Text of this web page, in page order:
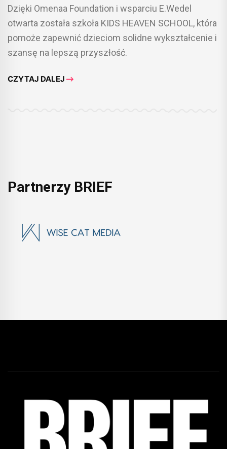
Dzięki Omenaa Foundation i wsparciu E.Wedel
otwarta została szkoła KIDS HEAVEN SCHOOL, która
pomoże zapewnić dzieciom solidne wykształcenie i
szansę na lepszą przyszłość.
CZYTAJ DALEJ
Partnerzy BRIEF